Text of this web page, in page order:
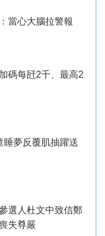
當心大腦拉警報
碼每瓩2千、最高2
睡夢反覆肌抽躍送
選人杜文中致信鄭
失尊嚴